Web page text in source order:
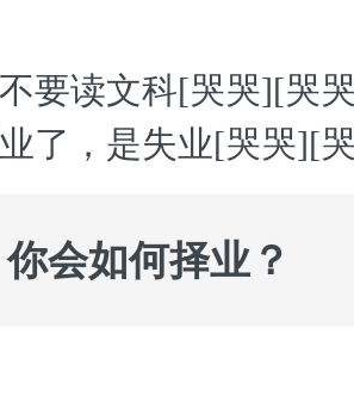
要读文科[哭哭][哭
了，是失业[哭哭][
会如何择业？